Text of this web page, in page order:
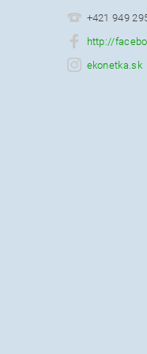
+421 949
http://
ekonetka.sk